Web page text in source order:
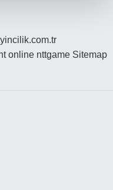
online nttgame Sitemap